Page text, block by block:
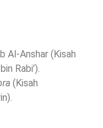
Al-Anshar (Kisah
Rabi’).
(Kisah